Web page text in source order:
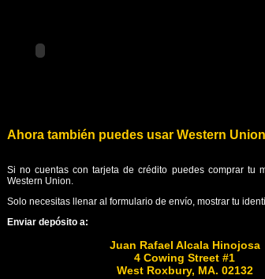
Ahora también puedes usar Western
Si no cuentas con tarjeta de crédito puedes comprar tu
Western Union.
Solo necesitas llenar al formulario de envío, mostrar tu
Enviar depósito a:
Juan Rafael Alcala Hinojosa
4 Cowing Street #1
West Roxbury, MA. 02132